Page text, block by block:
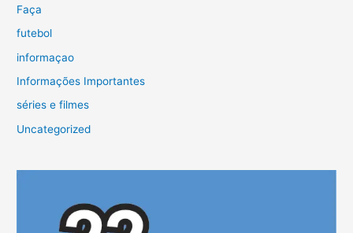
Faça
futebol
informaçao
Informações Importantes
séries e filmes
Uncategorized